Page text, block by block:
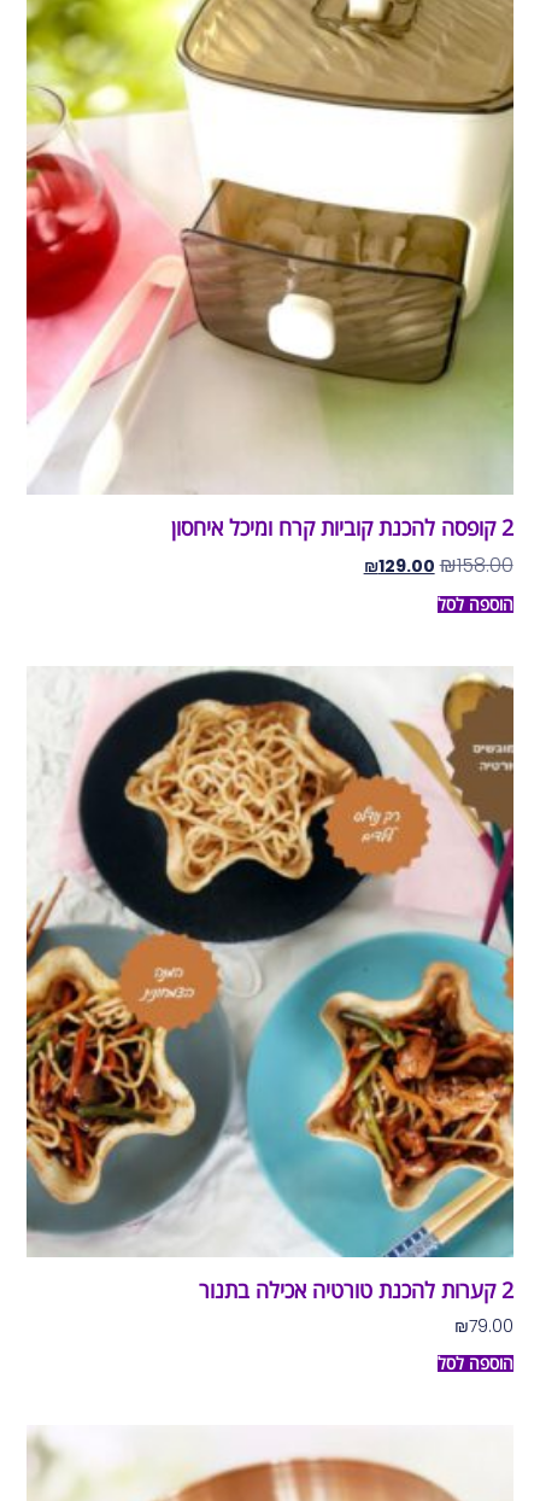
2 קופסה להכנת קוביות קרח ומיכל איחסון
₪158.00
₪129.00
הוספה לסל
2 קערות להכנת טורטיה אכילה בתנור
₪79.00
הוספה לסל